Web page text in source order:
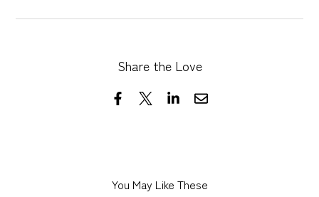
Share the Love
You May Like These